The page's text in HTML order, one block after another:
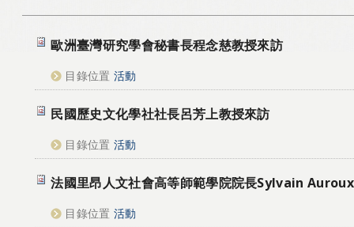
歐洲臺灣研究學會秘書長程念慈教授來訪
目錄位置 活動
民國歷史文化學社社長呂芳上教授來訪
目錄位置 活動
法國里昂人文社會高等師範學院院長Sylvain
目錄位置 活動